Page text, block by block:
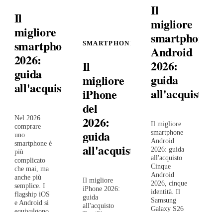
Il
migliore
smartphone
2026:
guida
all'acquisto
Nel 2026
comprare
uno
smartphone è
più
complicato
che mai, ma
anche più
semplice. I
flagship iOS
e Android si
SMARTPHONE
Il
migliore
iPhone
del
2026:
guida
all'acquisto
Il migliore
iPhone 2026:
guida
all'acquisto
Il
migliore
smartphone
Android
2026:
guida
all'acquisto
Il migliore
smartphone
Android
2026: guida
all'acquisto
Cinque
Android
2026, cinque
identità. Il
Samsung
Galaxy S26